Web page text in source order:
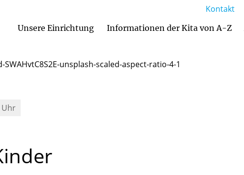
Unsere Einrichtung Informationen der Kita von A-Z
Kontakt
Uhr